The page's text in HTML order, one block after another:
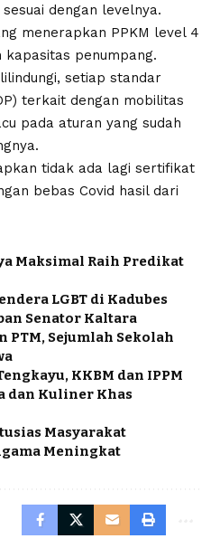
dengan levelnya.
menerapkan PPKM level 4
penumpang.
setiap standar
terkait dengan mobilitas
pada aturan yang sudah
tidak ada lagi sertifikat
bebas Covid hasil dari
Maksimal Raih Predikat
LGBT di Kadubes
Senator Kaltara
PTM, Sejumlah Sekolah
KKBM dan IPPM
dan Kuliner Khas
Masyarakat
Meningkat